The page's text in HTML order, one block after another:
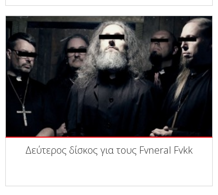
Δεύτερος δίσκος για τους Fvneral Fvkk